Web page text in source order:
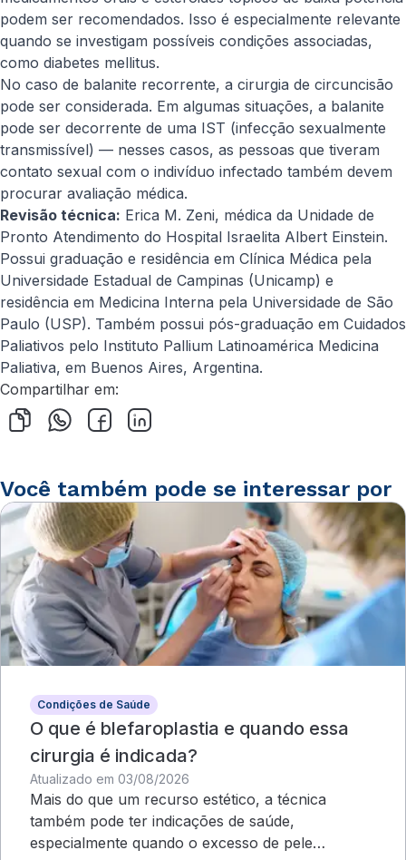
podem ser recomendados. Isso é especialmente relevante
quando se investigam possíveis condições associadas,
como diabetes mellitus.
No caso de balanite recorrente, a cirurgia de circuncisão
pode ser considerada. Em algumas situações, a balanite
pode ser decorrente de uma IST (infecção sexualmente
transmissível) — nesses casos, as pessoas que tiveram
contato sexual com o indivíduo infectado também devem
procurar avaliação médica.
Revisão técnica: Erica M. Zeni, médica da Unidade de
Pronto Atendimento do Hospital Israelita Albert Einstein.
Possui graduação e residência em Clínica Médica pela
Universidade Estadual de Campinas (Unicamp) e
residência em Medicina Interna pela Universidade de São
Paulo (USP). Também possui pós-graduação em Cuidados
Paliativos pelo Instituto Pallium Latinoamérica Medicina
Paliativa, em Buenos Aires, Argentina.
Compartilhar em:
Você também pode se interessar por
Condições de Saúde
O que é blefaroplastia e quando essa
cirurgia é indicada?
Atualizado em 03/08/2026
Mais do que um recurso estético, a técnica
também pode ter indicações de saúde,
especialmente quando o excesso de pele